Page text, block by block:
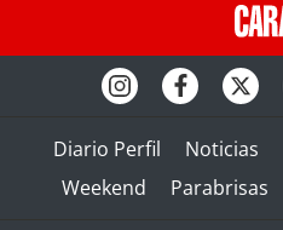
Diario Perfil Noticias
Weekend
Parabrisas